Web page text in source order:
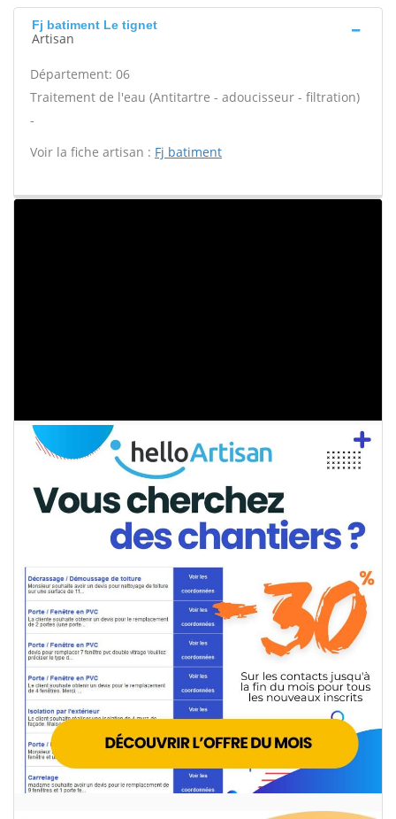
Fj batiment Le tignet
Artisan
Département: 06
Traitement de l'eau (Antitartre - adoucisseur - filtration)
-
Voir la fiche artisan : Fj batiment